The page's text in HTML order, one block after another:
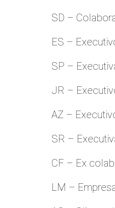
SD –
ES –
SP –
JR –
AZ –
SR –
CF – Ex
LM –